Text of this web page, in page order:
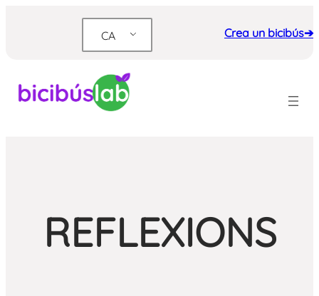
CA Crea un bicibús➔
REFLEXIONS